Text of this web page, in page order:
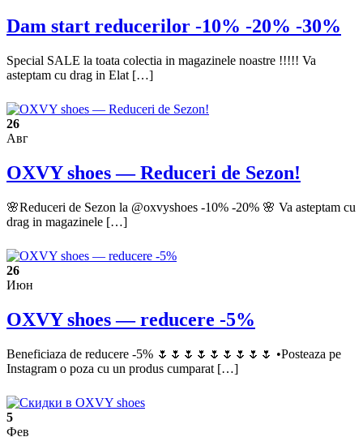
Dam start reducerilor -10% -20% -30%
Special SALE la toata colectia in magazinele noastre !!!!! Va
asteptam cu drag in Elat […]
26
Авг
OXVY shoes — Reduceri de Sezon!
🌸Reduceri de Sezon la @oxvyshoes -10% -20% 🌸 Va asteptam cu
drag in magazinele […]
26
Июн
OXVY shoes — reducere -5%
Beneficiaza de reducere -5% 🌷🌷🌷🌷🌷🌷🌷🌷🌷 •Posteaza pe
Instagram o poza cu un produs cumparat […]
5
Фев